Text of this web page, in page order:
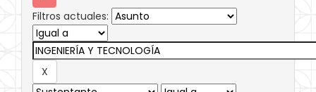
Filtros actuales: